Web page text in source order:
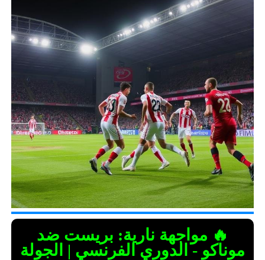
🔥 مواجهة نارية: بريست ضد
موناكو - الدوري الفرنسي | الجولة